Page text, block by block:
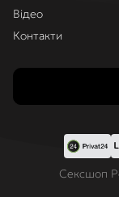
Відео
Контакти
Сексшоп